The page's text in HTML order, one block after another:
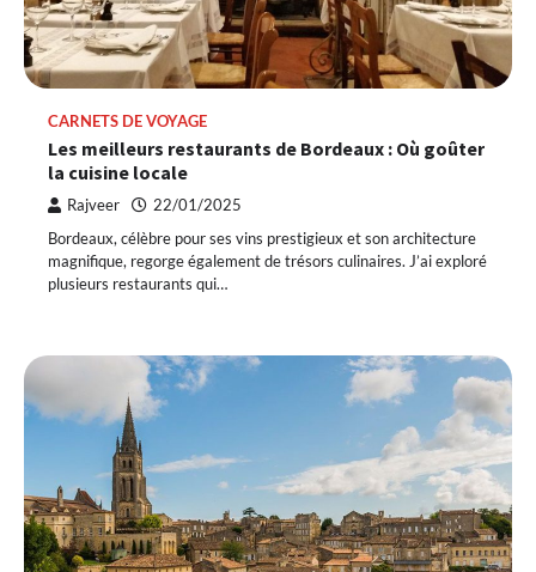
CARNETS DE VOYAGE
Les meilleurs restaurants de Bordeaux : Où goûter
la cuisine locale
Rajveer 22/01/2025
Bordeaux, célèbre pour ses vins prestigieux et son architecture
magnifique, regorge également de trésors culinaires. J’ai exploré
plusieurs restaurants qui…